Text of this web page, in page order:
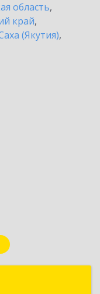
область,
край,
(Якутия),